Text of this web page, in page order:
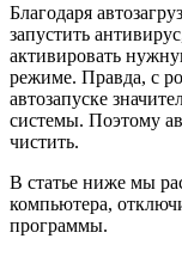
Благодаря
запустить
активировать
режиме. Правда, с
автозапуске
системы. Поэтому
чистить.
В статье ниже мы
компьютера,
программы.